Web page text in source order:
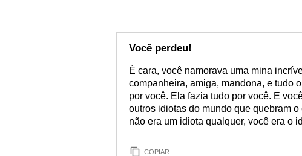
Você perdeu!
É cara, você namorava uma mina
companheira, amiga, mandona, e tudo
por você. Ela fazia tudo por você. E
outros idiotas do mundo que quebram
não era um idiota qualquer, você era o
COPIAR